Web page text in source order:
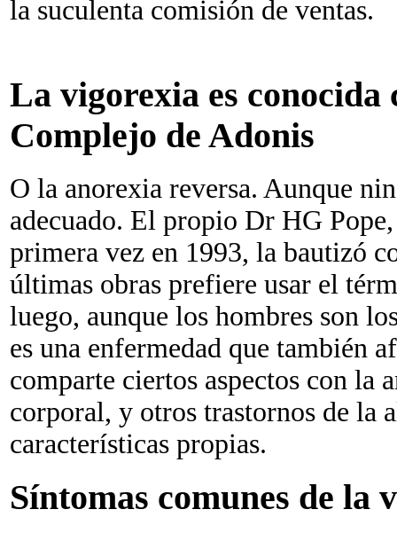
la suculenta comisión de ventas.
La vigorexia es
Complejo de Adonis
O la anorexia reversa. Aunque
adecuado. El propio Dr HG
primera vez en 1993, la bautizó
últimas obras prefiere usar el
luego, aunque los hombres son
es una enfermedad que también
comparte ciertos aspectos con
corporal, y otros trastornos de la
características propias.
Síntomas comunes de